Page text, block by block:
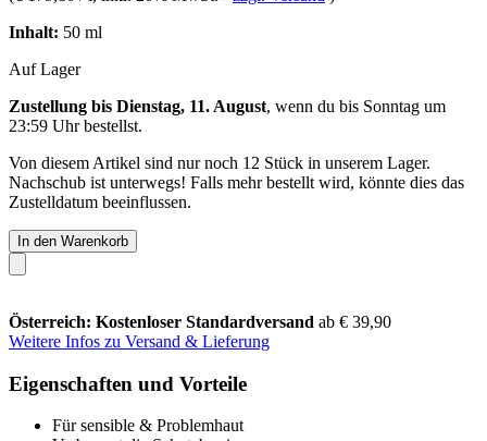
Inhalt: 50 ml
Auf Lager
Zustellung bis Dienstag, 11. August, wenn du bis Sonntag um
23:59 Uhrbestellst.
Von diesem Artikel sind nur noch 12 Stück in unserem Lager.
Nachschub ist unterwegs! Falls mehr bestellt wird, könnte dies das
Zustelldatum beeinflussen.
In den Warenkorb
Österreich: Kostenloser Standardversand ab € 39,90
Weitere Infos zu Versand & Lieferung
Eigenschaften und Vorteile
Für sensible & Problemhaut